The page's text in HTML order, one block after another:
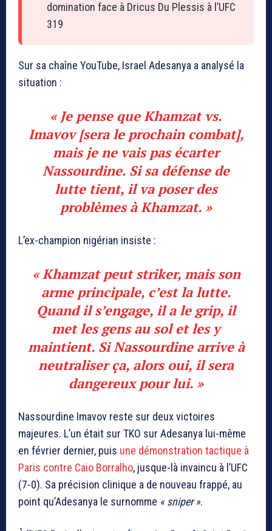
domination face à Dricus Du Plessis à l’UFC
319
Sur sa chaîne YouTube, Israel Adesanya a analysé la
situation :
« Je pense que Khamzat vs.
Imavov [sera le prochain combat],
mais je ne vais pas écarter
Nassourdine. Si sa défense de
lutte tient, il va poser des
problèmes à Khamzat. »
L’ex-champion nigérian insiste :
« Khamzat peut striker, mais son
arme principale, c’est la lutte.
Quand il s’engage, il a le grip, il
met les gens au sol et les y
maintient. Si Nassourdine arrive à
neutraliser ça, alors oui, il sera
dangereux pour lui. »
Nassourdine Imavov reste sur deux victoires
majeures. L’un était sur TKO sur Adesanya lui-même
en février dernier, puis une démonstration tactique à
Paris contre Caio Borralho, jusque-là invaincu à l’UFC
(7-0). Sa précision clinique a de nouveau frappé, au
point qu’Adesanya le surnomme « sniper ».